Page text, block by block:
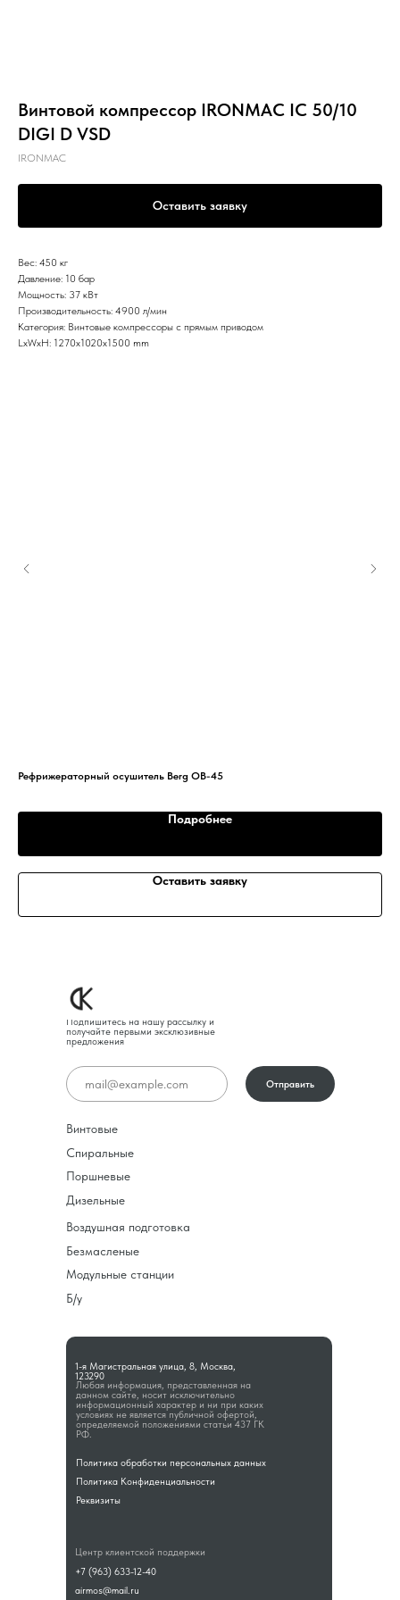
Винтовой компрессор IRONMAC IC 50/10
DIGI D VSD
IRONMAC
Оставить заявку
Вес: 450 кг
Давление: 10 бар
Мощность: 37 кВт
Производительность: 4900 л/мин
Категория: Винтовые компрессоры с прямым приводом
LxWxH: 1270x1020x1500 mm
Рефрижераторный осушитель Berg OB-45
Подробнее
Оставить заявку
Любая информация, представленная на
данном сайте, носит исключительно
информационный характер и ни при каких
условиях не является публичной офертой,
определяемой положениями статьи 437 ГК
РФ.
1-я Магистральная улица, 8, Москва,
123290
Подпишитесь на нашу рассылку и
получайте первыми эксклюзивные
предложения
Винтовые
Спиральные
Поршневые
Дизельные
Воздушная подготовка
Безмасленые
Модульные станции
Б/у
Политика обработки персональных данных
Политика Конфиденциальности
Реквизиты
Центр клиентской поддержки
+7 (963) 633-12-40
airmos@mail.ru
Отправить